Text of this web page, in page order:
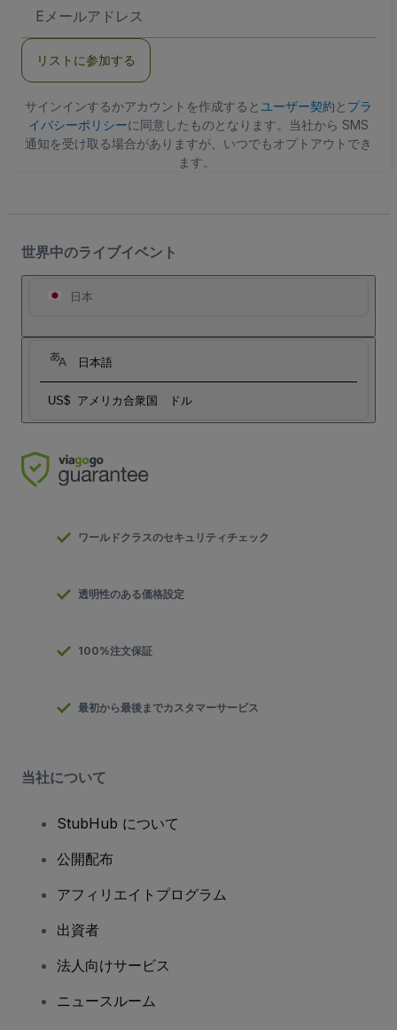
メ
ア
ス
リストに参加する
サインインするかアカウントを作成すると ユーザー契約と プラ
イバシーポリシーに同意したものとなります。当社から SMS
通知を受け取る場合がありますが、いつでもオプトアウトでき
ます。
世界中のライブイベント
日本
日本語
US$ アメリカ合衆国 ドル
ワールドクラスのセキュリティチェック
透明性のある価格設定
100%注文保証
最初から最後までカスタマーサービス
当社について
StubHub について
公開配布
アフィリエイトプログラム
出資者
法人向けサービス
ニュースルーム